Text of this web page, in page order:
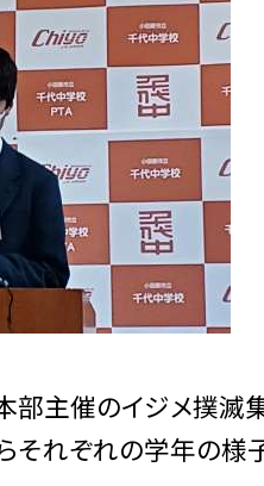
主催のイジメ撲滅集
それぞれの学年の